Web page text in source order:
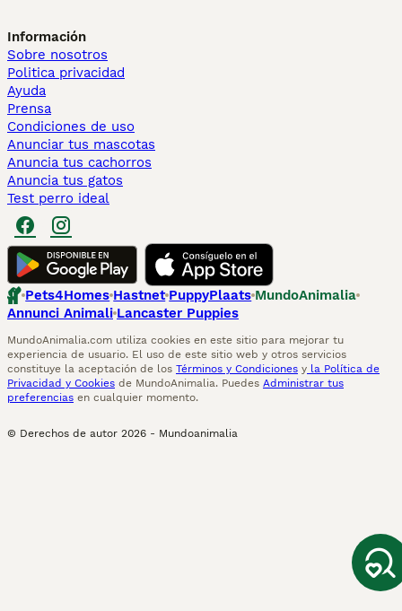
Información
Sobre nosotros
Politica privacidad
Ayuda
Prensa
Condiciones de uso
Anunciar tus mascotas
Anuncia tus cachorros
Anuncia tus gatos
Test perro ideal
Pets4Homes Hastnet PuppyPlaats MundoAnimalia
Annunci Animali Lancaster Puppies
MundoAnimalia.com utiliza cookies en este sitio para mejorar tu
experiencia de usuario. El uso de este sitio web y otros servicios
constituye la aceptación de los Términos y Condiciones y la Política de
Privacidad y Cookies de MundoAnimalia. Puedes Administrar tus
preferencias en cualquier momento.
© Derechos de autor 2026 - Mundoanimalia